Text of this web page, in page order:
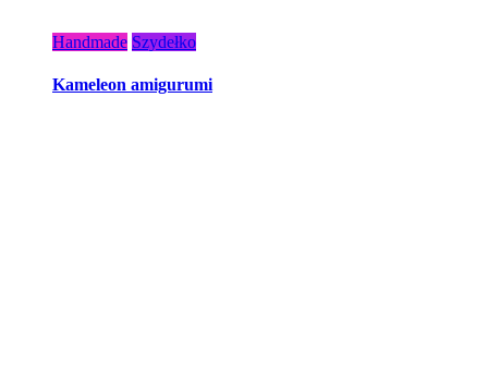
Handmade Szydełko
Kameleon amigurumi